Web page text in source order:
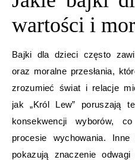
wartości i
Bajki dla dzieci często
oraz moralne przesłania,
zrozumieć świat i relacje
jak „Król Lew” poruszają
konsekwencji wyborów,
procesie wychowania.
pokazują znaczenie